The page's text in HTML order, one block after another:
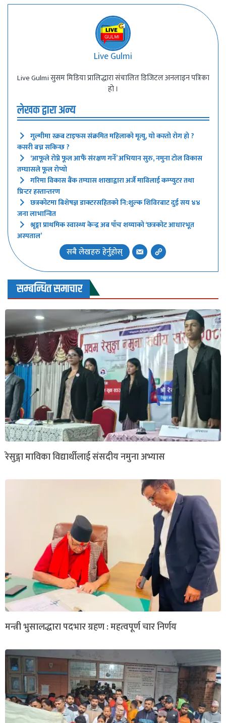
Live Gulmi
Live Gulmi सुसम मिडिया प्रालिद्धारा संचालित डिजिटल अनलाइन पत्रिका
हो ।
लेखक द्वारा अन्य
गुल्मीमा स्क्रब टाइफस संक्रमित महिलाको मृत्यु, यो कस्तो रोग हो ?
कसरी बच्न सकिन्छ ?
‘आफूले रोप्ने फूल आफैं संरक्षण गर्ने’ अभियान सुरु, नमुना टोल विकास
तम्घासले फूल रोप्यो
गरिमा विकास बैंक तम्घास शाखाद्वारा अर्जै माविलाई कम्प्युटर तथा
प्रिन्टर हस्तान्तरण
छत्रकोटमा बिशेषज्ञ डाक्टरसहितको नि:शुल्क शिविरबाट दुई सय ४४
जना लाभान्वित
श्रृङ्गा प्राथमिक स्वास्थ्य केन्द्र अब पाँच शय्याको ‘छत्रकोट आधारभूत
अस्पताल’
सबै लेखहरु हेर्नुहोस्
सम्बन्धित समाचार
रेसुङ्गा माविका विद्यार्थीलाई संसदीय नमुना अभ्यास
मन्त्री भुसालद्धारा पदभार ग्रहण : महत्वपूर्ण चार निर्णय